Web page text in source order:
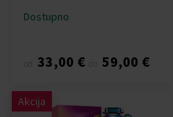
Dostupno
33,00 € 59,00 €
Akcija